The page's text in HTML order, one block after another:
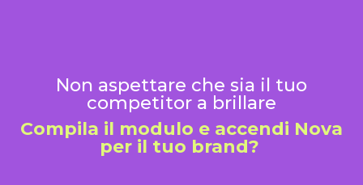
Non aspettare che sia il tuo
competitor a brillare
Compila il modulo e accendi Nova
per il tuo brand?